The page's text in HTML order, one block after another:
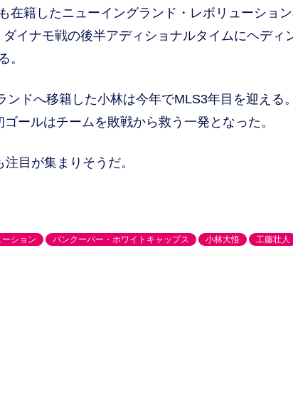
籍したニューイングランド・レボリューショ
イナモ戦の後半アディショナルタイムにヘディ
。
ドへ移籍した小林は今年でMLS3年目を迎える
ールはチームを敗戦から救う一発となった。
目が集まりそうだ。
ション バンクーバー・ホワイトキャップス 小林大悟 工藤壮人